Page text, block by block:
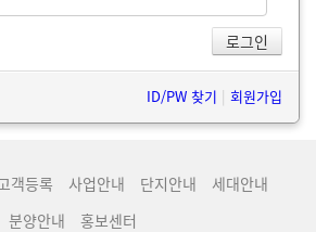
ID/PW 찾기 | 회원가입
객등록 사업안내 단지안내
세대안내
분양안내
홍보센터